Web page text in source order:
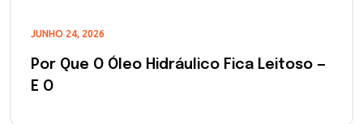
JUNHO 24, 2026
Por Que O Óleo Hidráulico Fica Leitoso —
E O